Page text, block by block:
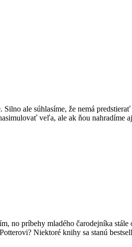
ale súhlasíme, že nemá
veľa, ale ak ňou nahradíme
no príbehy mladého čarodejníka
Niektoré knihy sa stanú